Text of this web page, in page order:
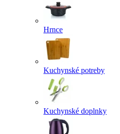
Hrnce
Kuchynské potreby
Kuchynské doplnky